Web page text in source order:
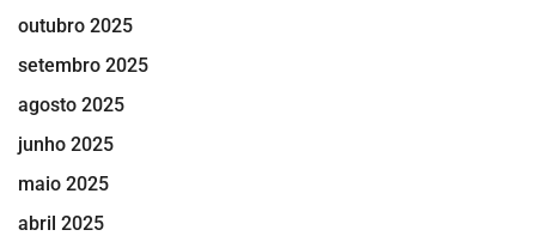
outubro 2025
setembro 2025
agosto 2025
junho 2025
maio 2025
abril 2025